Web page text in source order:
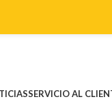
SERVICIO AL